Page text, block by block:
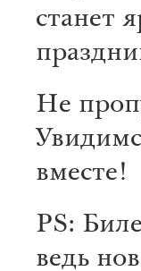
станет
Не
вместе!
PS:
ведь